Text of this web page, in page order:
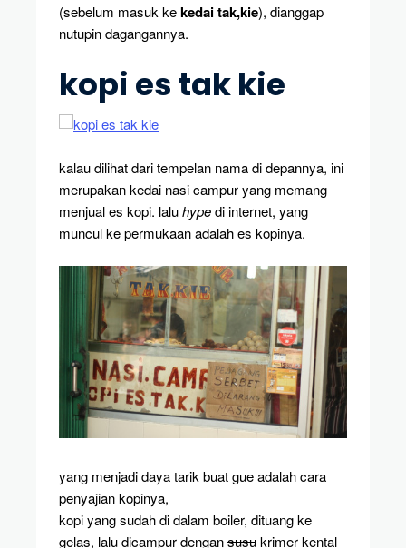
(sebelum masuk kekedai tak,kie), dianggap
nutupin dagangannya.
kopi es tak kie
kalau dilihat dari tempelan nama di depannya, ini
merupakan kedai nasi campur yang memang
menjual es kopi. laluhypedi internet, yang
muncul ke permukaan adalah es kopinya.
yang menjadi daya tarik buat gue adalah cara
penyajian kopinya,
kopi yang sudah di dalam boiler, dituang ke
gelas, lalu dicampur dengansusukrimer kental